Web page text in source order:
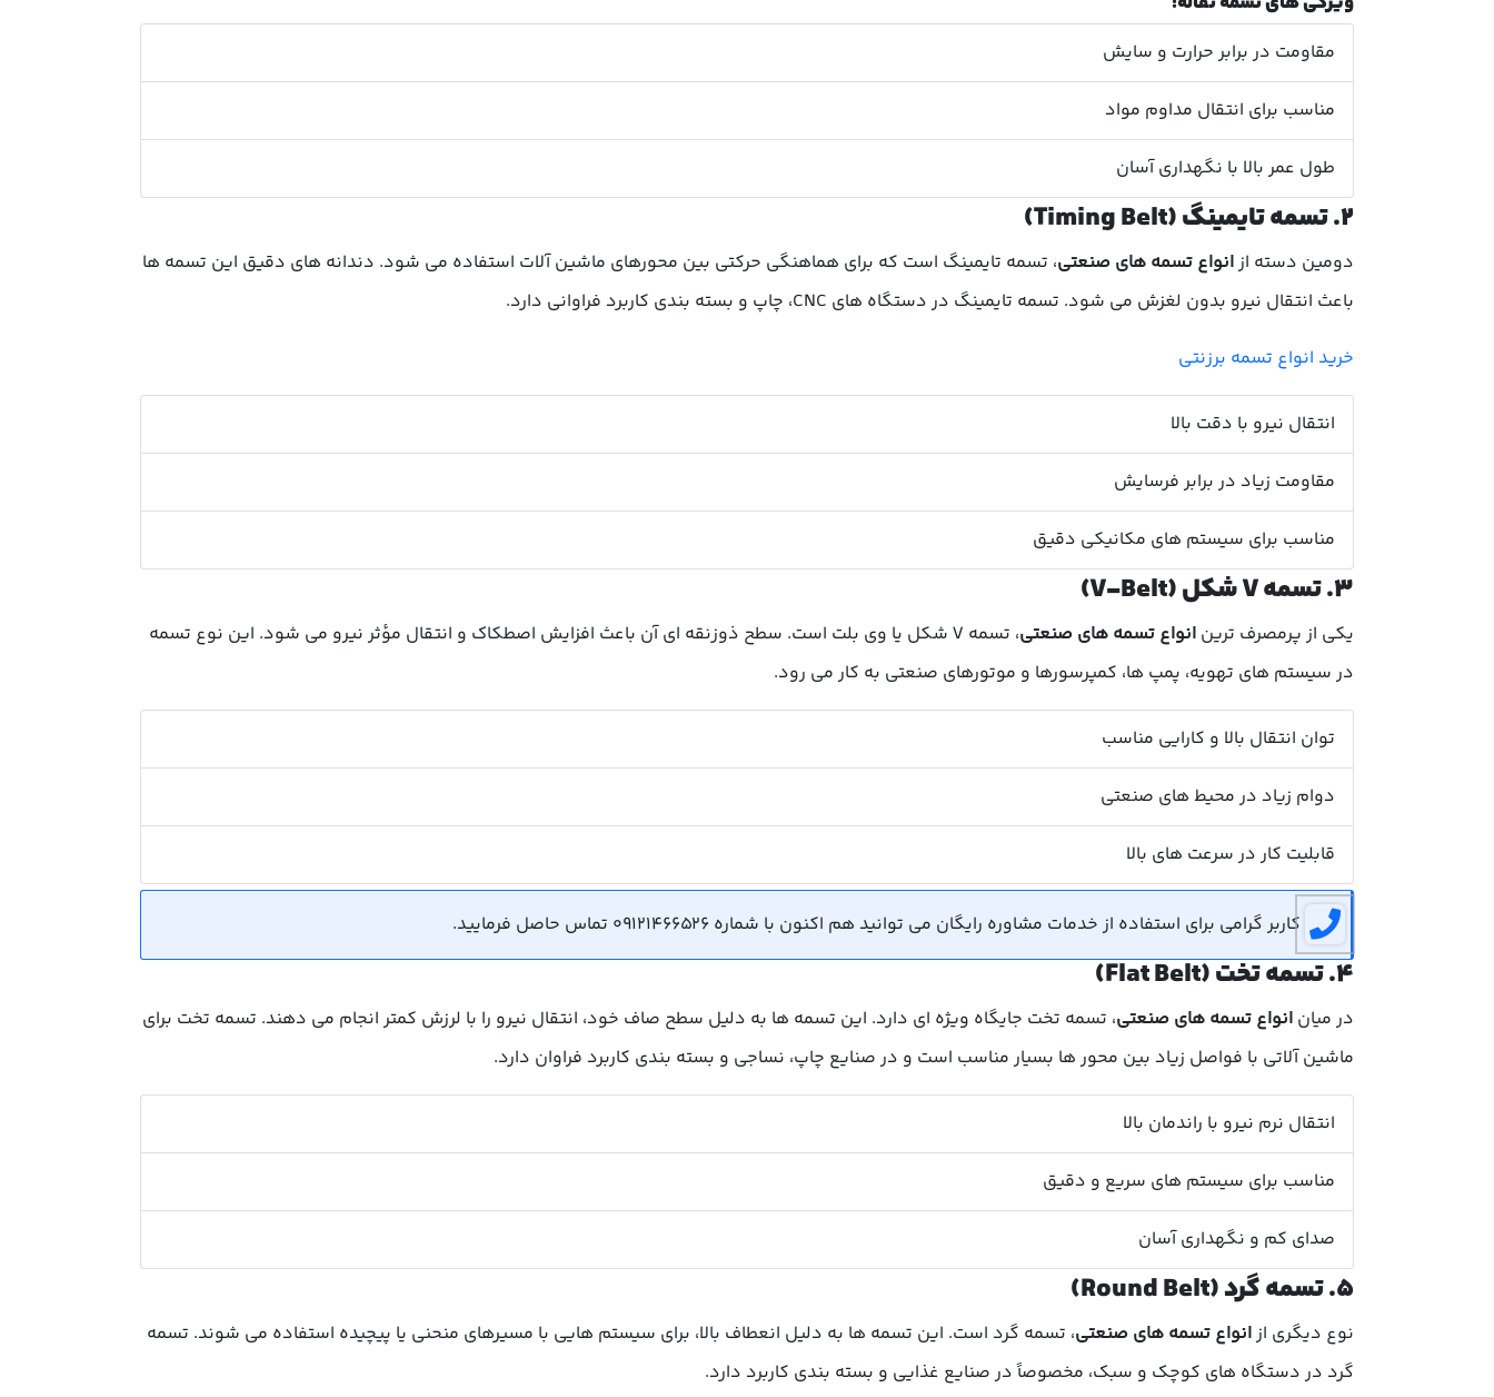
مقاومت در برابر حرارت و سایش
مناسب برای انتقال مداوم مواد
طول عمر بالا با نگهداری آسان
۲. تسمه تایمینگ (Timing Belt)
دومین دسته ازانواع تسمه های صنعتی، تسمه تایمینگ است که برای هماهنگی حرکتی بین محورهای ماشین آلات استفاده می شود. دندانه های دقیق این تسمه ها
باعث انتقال نیرو بدون لغزش می شود. تسمه تایمینگ در دستگاه های CNC، چاپ و بسته بندی کاربرد فراوانی دارد.
خرید انواع تسمه برزنتی
انتقال نیرو با دقت بالا
مقاومت زیاد در برابر فرسایش
مناسب برای سیستم های مکانیکی دقیق
۳. تسمه V شکل (V-Belt)
یکی از پرمصرف ترین انواع تسمه های صنعتی
، تسمه V شکل یا وی بلت است. سطح ذوزنقه ای آن باعث افزایش اصطکاک و انتقال مؤثر نیرو می شود. این نوع تسمه
در سیستم های تهویه، پمپ ها، کمپرسورها و موتورهای صنعتی به کار می رود.
توان انتقال بالا و کارایی مناسب
دوام زیاد در محیط های صنعتی
قابلیت کار در سرعت های بالا
کاربر گرامی برای استفاده از خدمات مشاوره رایگان می توانید هم اکنون با شماره 09121466526 تماس حاصل فرمایید.
۴. تسمه تخت (Flat Belt)
در میان انواع تسمه های صنعتی، تسمه تخت جایگاه ویژه ای دارد. این تسمه ها به دلیل سطح صاف خود، انتقال نیرو را با لرزش کمتر انجام می دهند. تسمه تخت برای
ماشین آلاتی با فواصل زیاد بین محور ها بسیار مناسب است و در صنایع چاپ، نساجی و بسته بندی کاربرد فراوان دارد.
انتقال نرم نیرو با راندمان بالا
مناسب برای سیستم های سریع و دقیق
صدای کم و نگهداری آسان
۵. تسمه گرد (Round Belt)
نوع دیگری ازانواع تسمه های صنعتی، تسمه گرد است. این تسمه ها به دلیل انعطاف بالا، برای سیستم هایی با مسیرهای منحنی یا پیچیده استفاده می شوند. تسمه
گرد در دستگاه های کوچک و سبک، مخصوصاً در صنایع غذایی و بسته بندی کاربرد دارد.